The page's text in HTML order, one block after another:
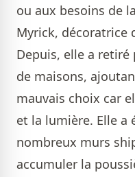
ou aux besoins de
Myrick, décoratrice
Depuis, elle a
de maisons,
mauvais choix car
et la lumière. Elle a
nombreux murs
accumuler la